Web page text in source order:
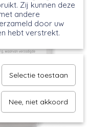
Zij kunnen deze
andere
door uw
hebt verstrekt.
Selectie toestaan
Nee, niet akkoord